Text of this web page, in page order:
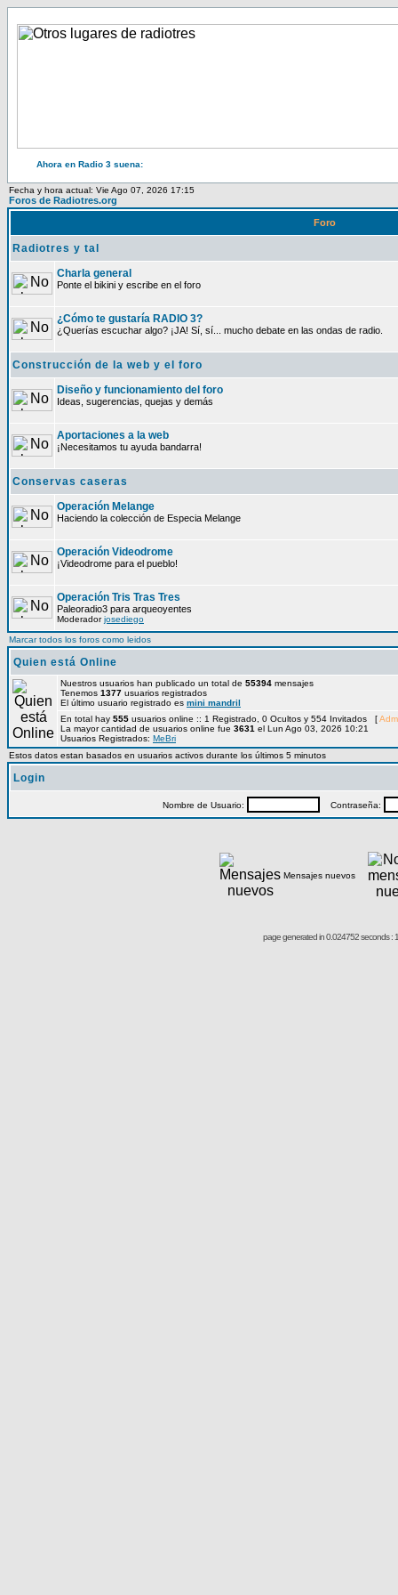
Ahora en Radio 3 suena:
Fecha y hora actual: Vie Ago 07, 2026 17:15
Foros de Radiotres.org
Foro
Radiotres y tal
Charla general
Ponte el bikini y escribe en el foro
¿Cómo te gustaría RADIO 3?
¿Querías escuchar algo? ¡JA! Sí, sí... mucho debate en las ondas de radio.
Construcción de la web y el foro
Diseño y funcionamiento del foro
Ideas, sugerencias, quejas y demás
Aportaciones a la web
¡Necesitamos tu ayuda bandarra!
Conservas caseras
Operación Melange
Haciendo la colección de Especia Melange
Operación Videodrome
¡Videodrome para el pueblo!
Operación Tris Tras Tres
Paleoradio3 para arqueoyentes
Moderadorjosediego
Marcar todos los foros como leidos
Quien está Online
Nuestros usuarios han publicado un total de 55394 mensajes
Tenemos 1377 usuarios registrados
El último usuario registrado es mini mandril
En total hay 555 usuarios online :: 1 Registrado, 0 Ocultos y 554 Invitados [
La mayor cantidad de usuarios online fue 3631 el Lun Ago 03, 2026 10:21
Usuarios Registrados: MeBri
Estos datos estan basados en usuarios activos durante los últimos 5 minutos
Login
Nombre de Usuario: Contraseña:
Mensajes nuevos
page generated in 0.024752 seconds :